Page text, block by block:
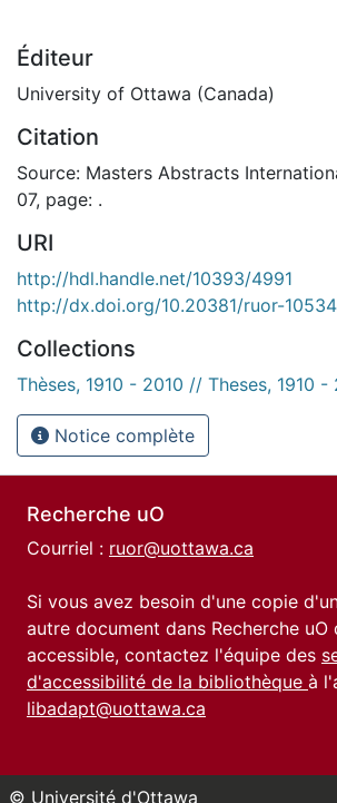
Éditeur
University of Ottawa (Canada)
Citation
Source: Masters Abstracts
07, page: .
URI
http://hdl.handle.net/10393/4991
http://dx.doi.org/10.20381/ruor-10534
Collections
Thèses, 1910 - 2010 // Theses, 1910 -
Notice complète
Recherche uO
Courriel : ruor@uottawa.ca
Si vous avez besoin d'une copie
autre document dans Recherche uO
accessible, contactez l'équipe des
d'accessibilité de la bibliothèque à
libadapt@uottawa.ca
© Université d'Ottawa